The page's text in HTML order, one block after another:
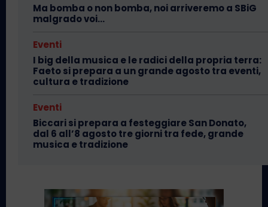
Ma bomba o non bomba, noi arriveremo a SBiG
malgrado voi…
Eventi
I big della musica e le radici della propria terra:
Faeto si prepara a un grande agosto tra eventi,
cultura e tradizione
Eventi
Biccari si prepara a festeggiare San Donato,
dal 6 all’8 agosto tre giorni tra fede, grande
musica e tradizione